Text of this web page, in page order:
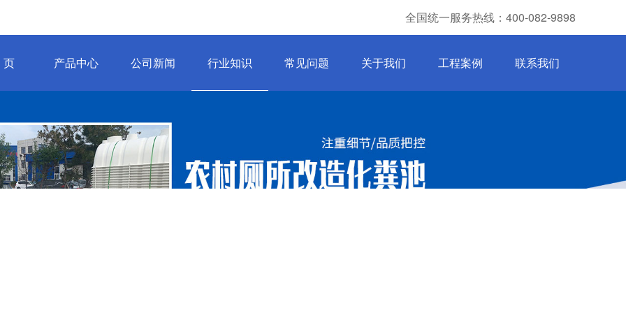
全国统一服务热线：400-082-9898
产品中心 公司新闻 行业知识 常见问题 关于我们 工程案例 联系我们